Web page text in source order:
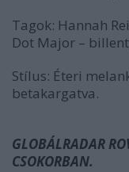
Tagok: Hannah
Dot Major –
Stílus: Éteri
betakargatva.
GLOBÁLRADAR
CSOKORBAN.